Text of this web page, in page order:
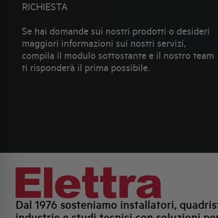
RICHIESTA
Se hai domande sui nostri prodotti o desideri
maggiori informazioni sui nostri servizi,
compila il modulo sottostante e il nostro team
ti risponderà il prima possibile.
Dal 1976 sosteniamo installatori,